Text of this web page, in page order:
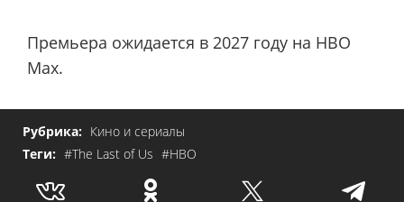
Премьера ожидается в 2027 году на HBO
Max.
Рубрика: Кино и сериалы
Теги: #The Last of Us #HBO